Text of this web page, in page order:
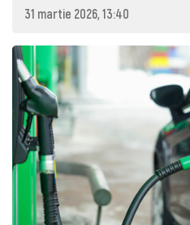
31 martie 2026, 13:40